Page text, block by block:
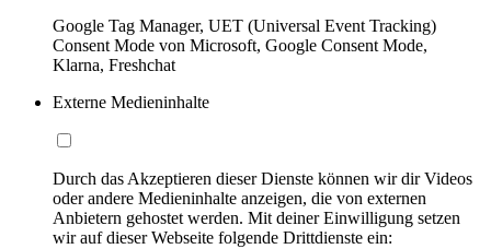
Google Tag Manager, UET (Universal Event Tracking)
Consent Mode von Microsoft, Google Consent Mode,
Klarna, Freshchat
Externe Medieninhalte
Durch das Akzeptieren dieser Dienste können wir dir Videos
oder andere Medieninhalte anzeigen, die von externen
Anbietern gehostet werden. Mit deiner Einwilligung setzen
wir auf dieser Webseite folgende Drittdienste ein: